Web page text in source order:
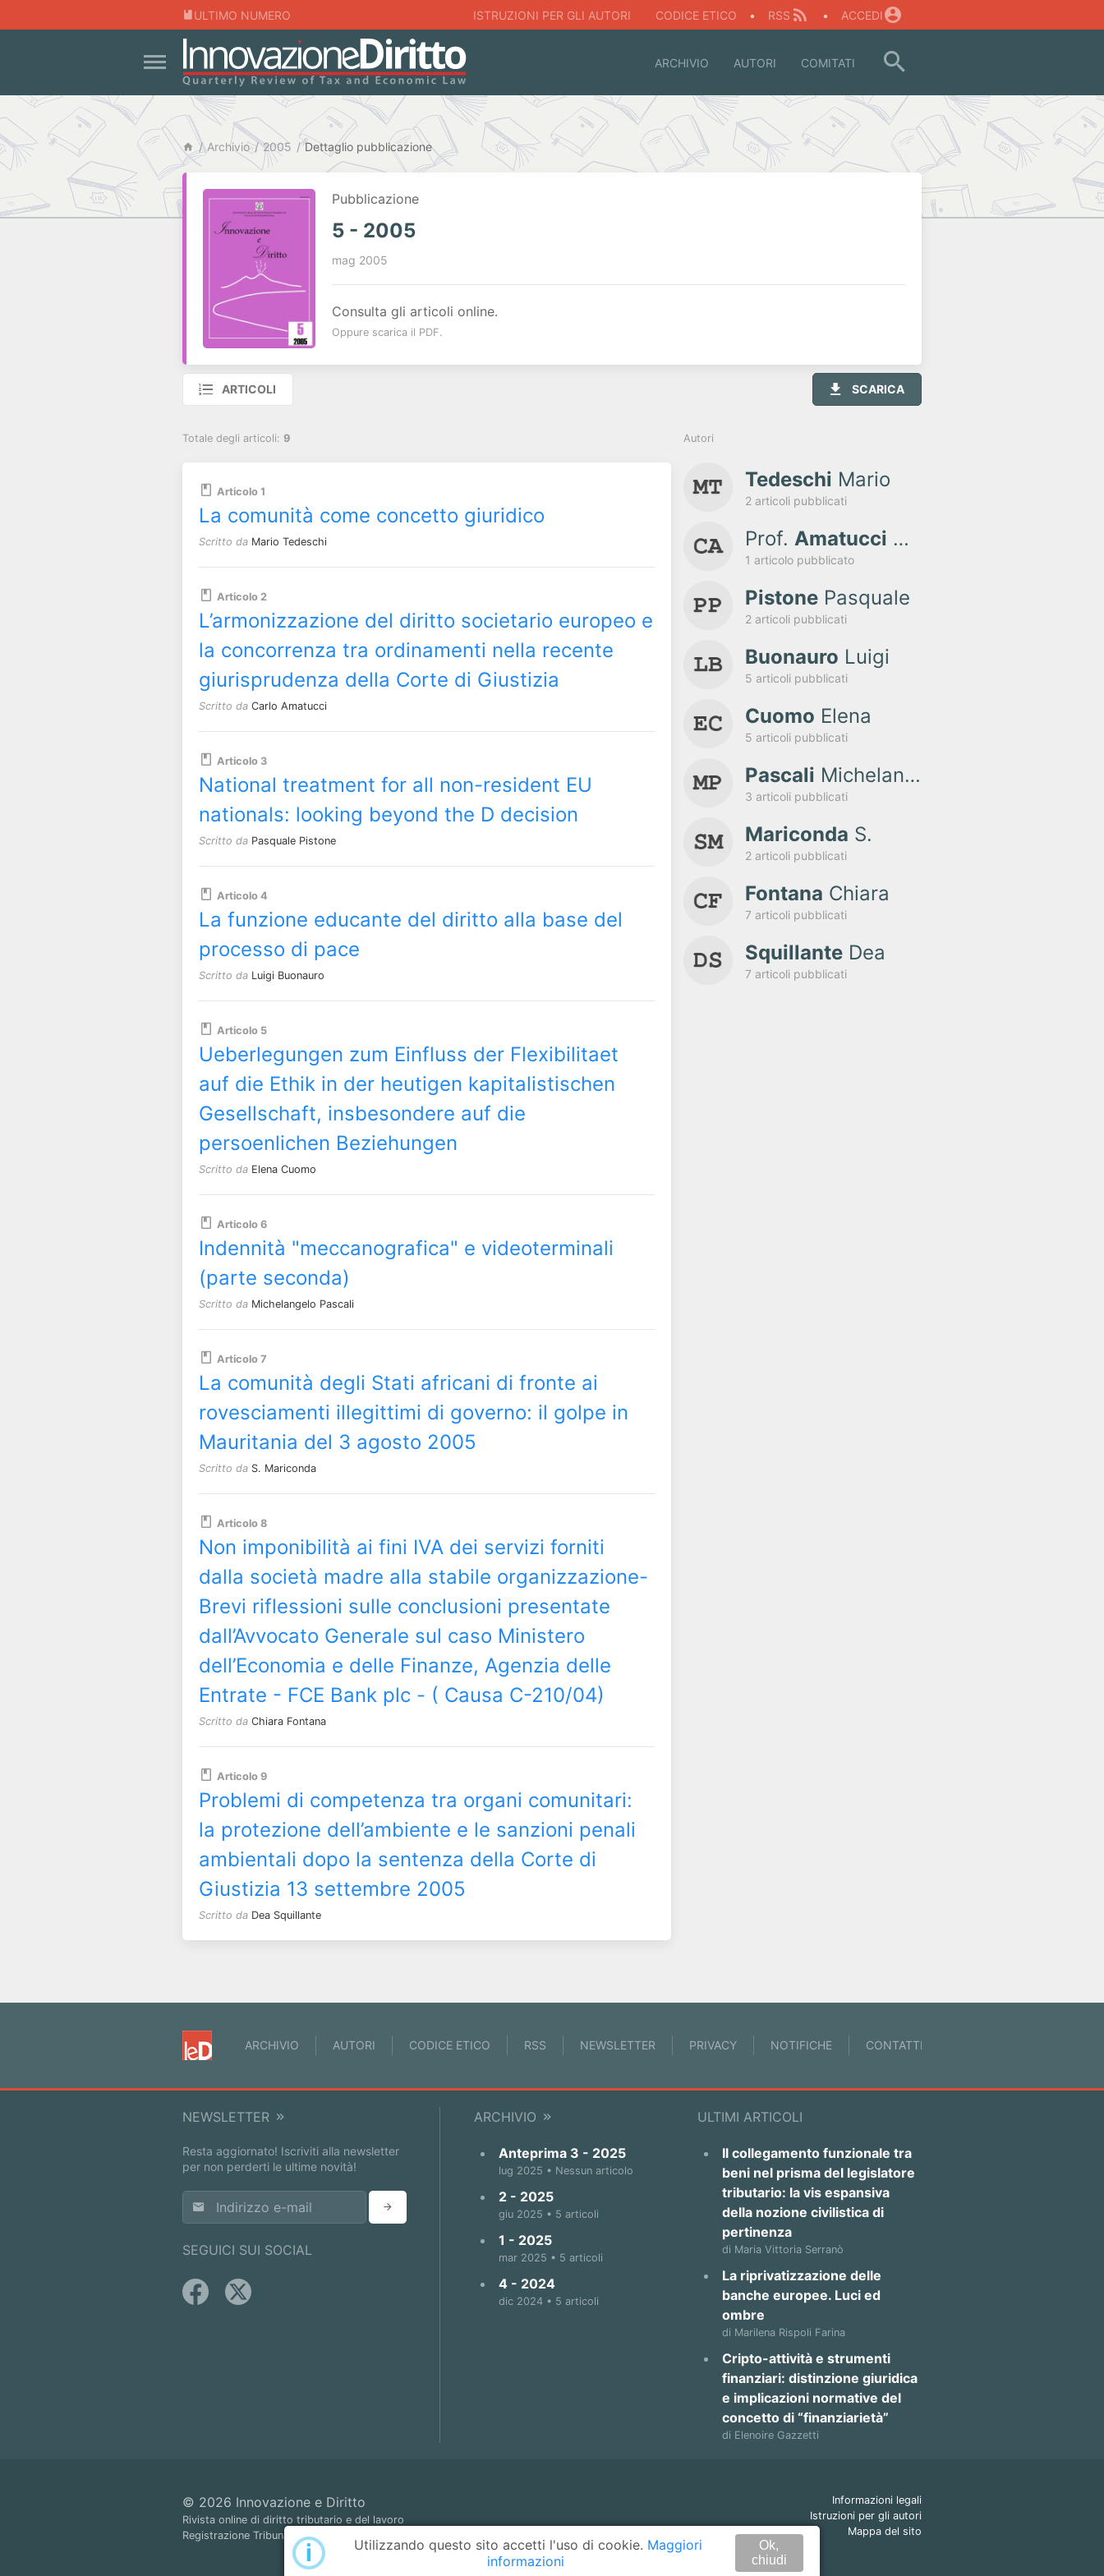
ULTIMO NUMERO ISTRUZIONI PER GLI AUTORI CODICE ETICO • RSS • ACCEDI
ARCHIVIO AUTORI COMITATI
Archivio 2005 Dettaglio pubblicazione
Pubblicazione
5 - 2005
mag 2005
Consulta gli articoli online.
Oppure scarica il PDF.
ARTICOLI SCARICA
Totale degli articoli: 9
Articolo 1
La comunità come concetto giuridico
Scritto da Mario Tedeschi
Articolo 2
L’armonizzazione del diritto societario europeo e
la concorrenza tra ordinamenti nella recente
giurisprudenza della Corte di Giustizia
Scritto da Carlo Amatucci
Articolo 3
National treatment for all non-resident EU
nationals: looking beyond the D decision
Scritto da Pasquale Pistone
Articolo 4
La funzione educante del diritto alla base del
processo di pace
Scritto da Luigi Buonauro
Articolo 5
Ueberlegungen zum Einfluss der Flexibilitaet
auf die Ethik in der heutigen kapitalistischen
Gesellschaft, insbesondere auf die
persoenlichen Beziehungen
Scritto da Elena Cuomo
Articolo 6
Indennità "meccanografica" e videoterminali
(parte seconda)
Scritto da Michelangelo Pascali
Articolo 7
La comunità degli Stati africani di fronte ai
rovesciamenti illegittimi di governo: il golpe in
Mauritania del 3 agosto 2005
Scritto da S. Mariconda
Articolo 8
Non imponibilità ai fini IVA dei servizi forniti
dalla società madre alla stabile organizzazione-
Brevi riflessioni sulle conclusioni presentate
dall’Avvocato Generale sul caso Ministero
dell’Economia e delle Finanze, Agenzia delle
Entrate - FCE Bank plc - ( Causa C-210/04)
Scritto da Chiara Fontana
Articolo 9
Problemi di competenza tra organi comunitari:
la protezione dell’ambiente e le sanzioni penali
ambientali dopo la sentenza della Corte di
Giustizia 13 settembre 2005
Scritto da Dea Squillante
Autori
Tedeschi Mario
2 articoli pubblicati
Prof. Amatucci
1 articolo pubblicato
PistonePasquale
2 articoli pubblicati
Buonauro Luigi
5 articoli pubblicati
Cuomo Elena
5 articoli pubblicati
Pascali Michelangelo
3 articoli pubblicati
Mariconda S.
2 articoli pubblicati
Fontana Chiara
7 articoli pubblicati
SquillanteDea
7 articoli pubblicati
ARCHIVIO AUTORI CODICE ETICO RSS NEWSLETTER PRIVACY NOTIFICHE CONTATTI
ARCHIVIO
Anteprima 3 - 2025
lug 2025 • Nessun articolo
2 - 2025
giu 2025 • 5 articoli
1 - 2025
mar 2025 • 5 articoli
4 - 2024
dic 2024 • 5 articoli
ULTIMI ARTICOLI
Il collegamento funzionale tra
beni nel prisma del legislatore
tributario: la vis espansiva
della nozione civilistica di
pertinenza
di Maria Vittoria Serranò
La riprivatizzazione delle
banche europee. Luci ed
ombre
di Marilena Rispoli Farina
Cripto-attività e strumenti
finanziari: distinzione giuridica
e implicazioni normative del
concetto di “finanziarietà”
di Elenoire Gazzetti
NEWSLETTER
Resta aggiornato! Iscriviti alla newsletter
per non perderti le ultime novità!
SEGUICI SUI SOCIAL
Informazioni legali
Istruzioni per gli autori
Mappa del sito
© 2026 Innovazione e Diritto
Rivista online di diritto tributario e del lavoro
Registrazione Tribunale di Napoli n. 45 del 22 giugno 2005 - ISSN 1825-9871
i Utilizzando questo sito accetti l'uso di cookie. Maggiori
informazioni
Ok,
chiudi